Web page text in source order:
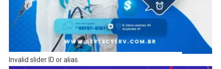
Invalid slider ID or alias.